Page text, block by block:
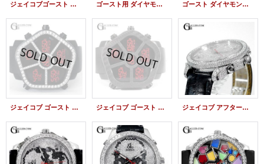
ジェイコブゴースト アフターダイヤベゼル 約3.5ct JACOB&CO時計 ゴースト用 ダイヤモンドベゼル 約3.5ct 新品未使用 ゴースト ダイヤモンド JC-GST-CBNWH ジェイコブ時計
ジェイコブ ゴースト ベゼルダイヤモンド JC-GST-CBN JACOB&Co.時計 ジェイコブ ゴースト カーボンベゼル JC-GST-CBN JACOB&Co.時計 ジェイコブ アフターダイヤベゼル パヴェダイヤ